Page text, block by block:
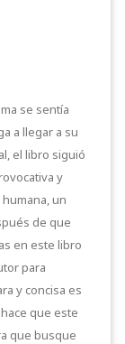
se sentía
a llegar a su
el libro siguió
y
un
de que
en este libro
para
y concisa es
que este
que busque